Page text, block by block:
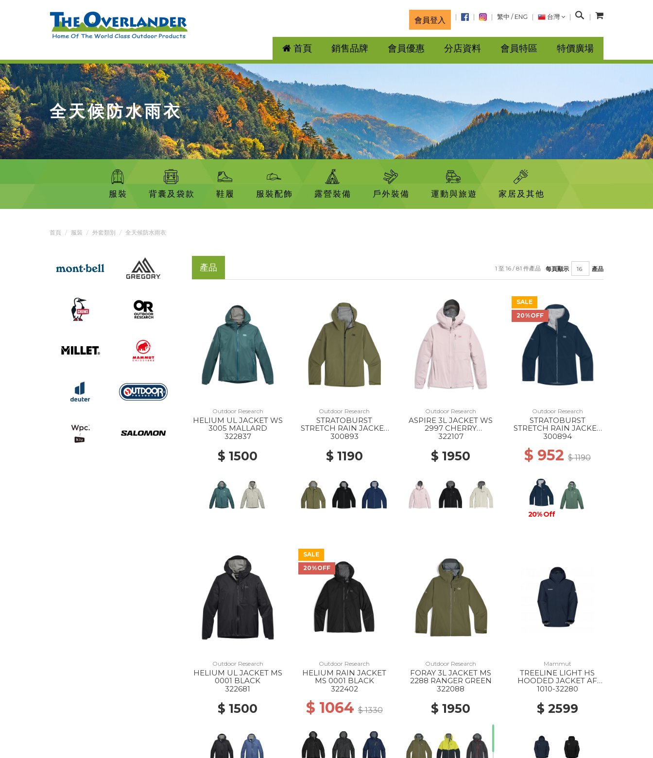
會員登入 繁中 / ENG 台灣
搜
首頁 銷售品牌 會員優惠 分店資料 會員特區 特價廣場
全天候防水雨衣
服裝 背囊及袋款 鞋履 服裝配飾 露營裝備 戶外裝備 運動與旅遊 家居及其他
首頁 服裝 外套類別 全天候防水雨衣
產品 每頁顯示 產品
1 至 16 / 81 件產品
Outdoor Research
HELIUM UL JACKET WS
3005 MALLARD
322837
$ 1500
Outdoor Research
STRATOBURST
STRETCH RAIN JACKET
MS 2288 RANGER
300893
$ 1190
Outdoor Research
ASPIRE 3L JACKET WS
2997 CHERRY
BLOSSOM
322107
$ 1950
SALE
20%OFF
Outdoor Research
STRATOBURST
STRETCH RAIN JACKET
WS 2650 CENOTE
300894
$ 952 $ 1190
20% Off
Outdoor Research
HELIUM UL JACKET MS
0001 BLACK
322681
$ 1500
SALE
20%OFF
Outdoor Research
HELIUM RAIN JACKET
MS 0001 BLACK
322402
$ 1064$ 1330
Outdoor Research
FORAY 3L JACKET MS
2288 RANGER GREEN
322088
$ 1950
Mammut
TREELINE LIGHT HS
HOODED JACKET AF
MS 5118 MARINE
1010-32280
$ 2599